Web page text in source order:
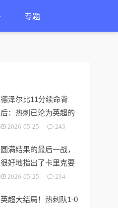
专题
德泽尔比11分续命背
后：热刺已沦为英超的
“系统性风险样本”！
2026-05-25 243
圆满结果的最后一战，
很好地指出了卡里克要
解决的终极问题
2026-05-25 234
英超大结局！热刺队1-0